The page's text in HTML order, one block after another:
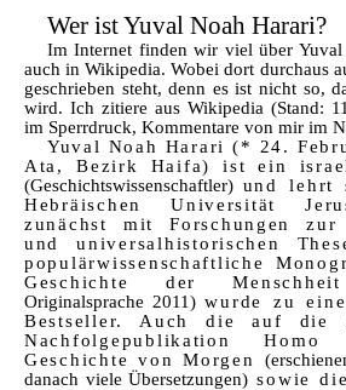
Wer ist Yuval Noah Harari?
Im Internet finden wir viel über Yuval
auch in Wikipedia. Wobei dort durchaus
geschrieben steht, denn es ist nicht so,
wird. Ich zitiere aus Wikipedia (Stand:
im Sperrdruck, Kommentare von mir im
Yuval Noah Harari (* 24.
Ata, Bezirk Haifa) ist ein
(Geschichtswissenschaftler) und lehrt
Hebräischen Universität
zunächst mit Forschungen zur
und universalhistorischen
populärwissenschaftliche
Geschichte der
Originalsprache 2011)wurde zu
Bestseller. Auch die auf die
Nachfolgepublikation
Geschichte von Morgen
danach viele Übersetzungen) sowie